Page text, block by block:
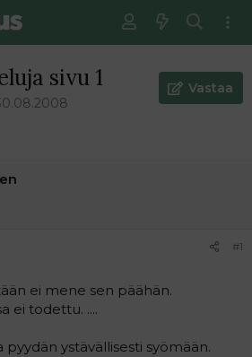
sivu 1 Vastaa
#1
ei mene sen päähän.
ei todettu. ....
pyydän ystävällisesti syömään.